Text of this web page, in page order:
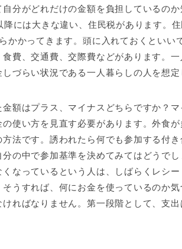
分がどれだけの金額を負担しているの
には大きな違い、住民税があります。
かかってきます。頭に入れておくといい
費、交通費、交際費などがあります。
づらい状況である一人暮らしの人を想定
額はプラス、マイナスどちらですか？マ
使い方を見直す必要があります。外食
法です。誘われたら何でも参加する付
の中で参加基準を決めてみてはどうで
なっているという人は、しばらくレシ
うすれば、何にお金を使っているのか気
ればなりません。第一段階として、支